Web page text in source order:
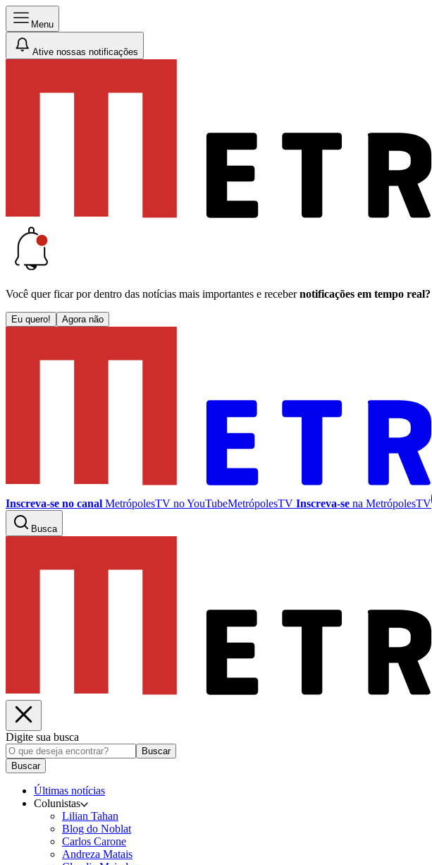
Menu
Ative nossas notificações
Você quer ficar por dentro das notícias mais importantes e receber notificações em tempo real?
Eu quero! Agora não
Inscreva-se no canal MetrópolesTV noYouTubeMetrópolesTV Inscreva-se na MetrópolesTV
Busca
Digite sua busca
Buscar
Buscar
Últimas notícias
Colunistas
Lilian Tahan
Blog do Noblat
Carlos Carone
Andreza Matais